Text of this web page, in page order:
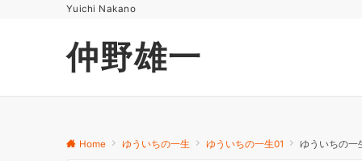
Yuichi Nakano
仲野雄一
Home ゆういちの一生 ゆういちの一生01 ゆういちの